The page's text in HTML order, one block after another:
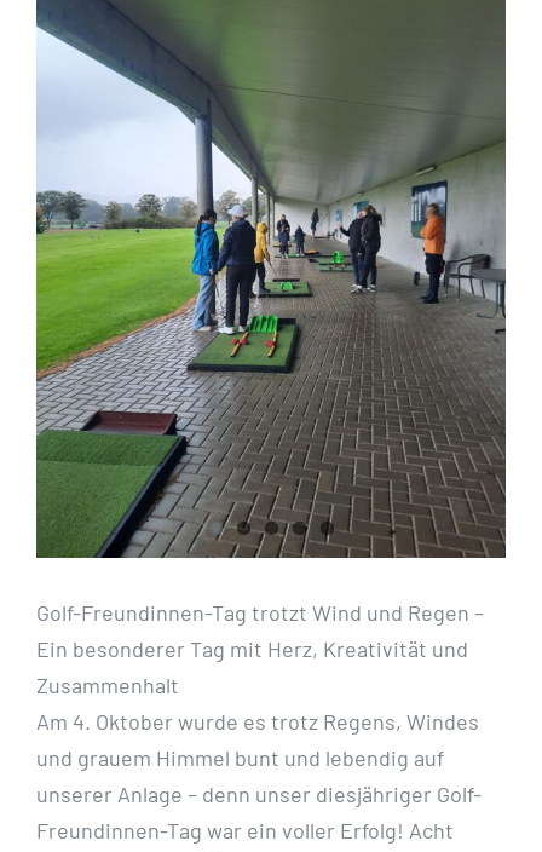
Bild
Golf-Freundinnen-Tag trotzt Wind und Regen –
Ein besonderer Tag mit Herz, Kreativität und
Zusammenhalt
Am 4. Oktober wurde es trotz Regens, Windes
und grauem Himmel bunt und lebendig auf
unserer Anlage – denn unser diesjähriger Golf-
Freundinnen-Tag war ein voller Erfolg! Acht